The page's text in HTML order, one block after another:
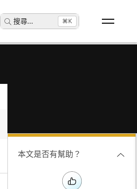
搜尋... ⌘K
本文是否有幫助？